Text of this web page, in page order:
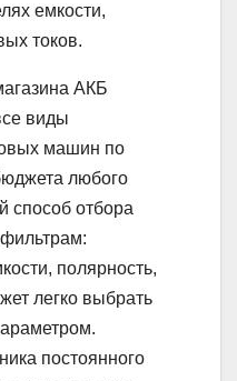
емкости,
токов.
АКБ
виды
машин по
любого
способ отбора
полярность,
легко выбрать
постоянного